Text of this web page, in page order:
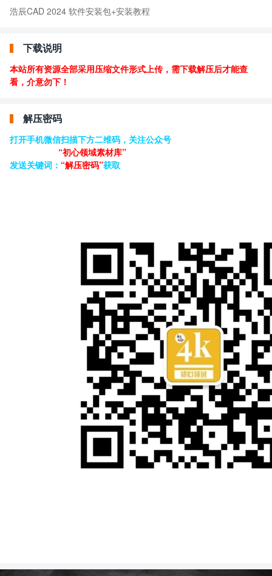
浩辰CAD 2024 软件安装包+安装教程
下载说明
本站所有资源全部采用压缩文件形式上传，需下载解压后才能查
看，介意勿下！
解压密码
打开手机微信扫描下方二维码，关注公众号
“初心领域素材库”
发送关键词： “解压密码”获取